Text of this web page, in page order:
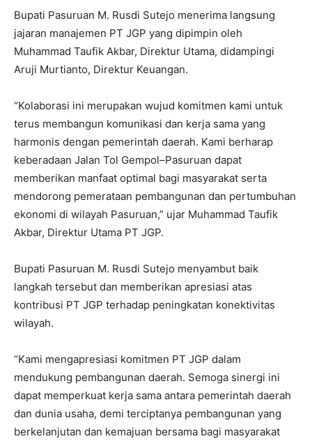
Bupati Pasuruan M. Rusdi Sutejo menerima langsung
jajaran manajemen PT JGP yang dipimpin oleh
Muhammad Taufik Akbar, Direktur Utama, didampingi
Aruji Murtianto, Direktur Keuangan.
“Kolaborasi ini merupakan wujud komitmen kami untuk
terus membangun komunikasi dan kerja sama yang
harmonis dengan pemerintah daerah. Kami berharap
keberadaan Jalan Tol Gempol–Pasuruan dapat
memberikan manfaat optimal bagi masyarakat serta
mendorong pemerataan pembangunan dan pertumbuhan
ekonomi di wilayah Pasuruan,” ujar Muhammad Taufik
Akbar, Direktur Utama PT JGP.
Bupati Pasuruan M. Rusdi Sutejo menyambut baik
langkah tersebut dan memberikan apresiasi atas
kontribusi PT JGP terhadap peningkatan konektivitas
wilayah.
“Kami mengapresiasi komitmen PT JGP dalam
mendukung pembangunan daerah. Semoga sinergi ini
dapat memperkuat kerja sama antara pemerintah daerah
dan dunia usaha, demi terciptanya pembangunan yang
berkelanjutan dan kemajuan bersama bagi masyarakat